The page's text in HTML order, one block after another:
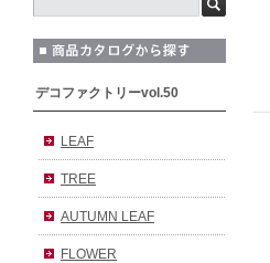
デコファクトリーvol.50
LEAF
TREE
AUTUMN LEAF
FLOWER